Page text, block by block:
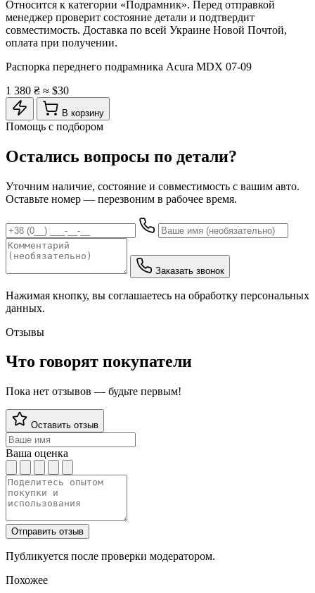
Относится к категории «Подрамник». Перед отправкой
менеджер проверит состояние детали и подтвердит
совместимость. Доставка по всей Украине Новой Почтой,
оплата при получении.
Распорка переднего подрамника Acura MDX 07-09
1 380 ₴ ≈ $30
В корзину
Помощь с подбором
Остались вопросы по детали?
Уточним наличие, состояние и совместимость с вашим авто.
Оставьте номер — перезвоним в рабочее время.
Заказать звонок
Нажимая кнопку, вы соглашаетесь на обработку персональных
данных.
Отзывы
Что говорят покупатели
Пока нет отзывов — будьте первым!
Оставить отзыв
Ваша оценка
Отправить отзыв
Публикуется после проверки модератором.
Похожее